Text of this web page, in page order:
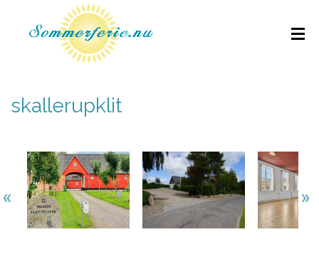
skallerupklit